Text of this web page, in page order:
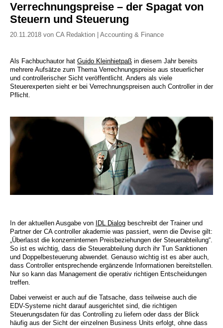
Verrechnungspreise – der Spagat von
Steuern und Steuerung
20.11.2018 von CA Redaktion | Accounting & Finance
Als Fachbuchautor hat Guido Kleinhietpaß in diesem Jahr bereits
mehrere Aufsätze zum Thema Verrechnungspreise aus steuerlicher
und controllerischer Sicht veröffentlicht. Anders als viele
Steuerexperten sieht er bei Verrechnungspreisen auch Controller in der
Pflicht.
In der aktuellen Ausgabe von IDL Dialog beschreibt der Trainer und
Partner der CA controller akademie was passiert, wenn die Devise gilt:
„Überlasst die konzerninternen Preisbeziehungen der Steuerabteilung“.
So ist es wichtig, dass die Steuerabteilung durch ihr Tun Sanktionen
und Doppelbesteuerung abwendet. Genauso wichtig ist es aber auch,
dass Controller entsprechende ergänzende Informationen bereitstellen.
Nur so kann das Management die operativ richtigen Entscheidungen
treffen.
Dabei verweist er auch auf die Tatsache, dass teilweise auch die
EDV-Systeme nicht darauf ausgerichtet sind, die richtigen
Steuerungsdaten für das Controlling zu liefern oder dass der Blick
häufig aus der Sicht der einzelnen Business Units erfolgt, ohne dass